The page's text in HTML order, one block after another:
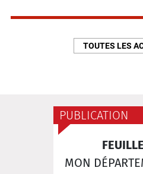
TOUTES LES
PUBLICATION
MON